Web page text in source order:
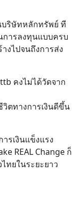
บริษัทหลักทรัพย์ ที
การลงทุนแบบครบ
งไปจนถึงการส่ง
คงไม่ได้วัดจาก
ตทางการเงินดีขึ้น
รเงินแข็งแรง
REAL Change ก็
ทยในระยะยาว